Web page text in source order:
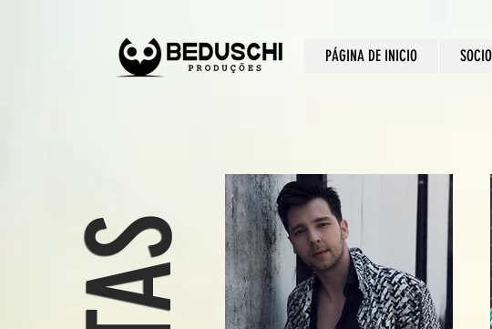
PÁGINA DE INICIO